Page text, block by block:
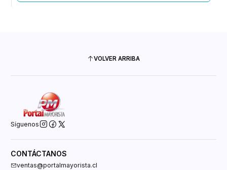
VOLVER ARRIBA
Síguenos
CONTÁCTANOS
ventas@portalmayorista.cl